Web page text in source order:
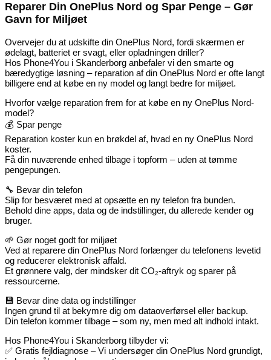
Reparer Din OnePlus Nord og Spar Penge – Gør
Gavn for Miljøet
Overvejer du at udskifte din OnePlus Nord, fordi skærmen er
ødelagt, batteriet er svagt, eller opladningen driller?
Hos Phone4You i Skanderborg anbefaler vi den smarte og
bæredygtige løsning – reparation af din OnePlus Nord er ofte langt
billigere end at købe en ny model og langt bedre for miljøet.
Hvorfor vælge reparation frem for at købe en ny OnePlus Nord-
model?
💰 Spar penge
Reparation koster kun en brøkdel af, hvad en ny OnePlus Nord
koster.
Få din nuværende enhed tilbage i topform – uden at tømme
pengepungen.
🔧 Bevar din telefon
Slip for besværet med at opsætte en ny telefon fra bunden.
Behold dine apps, data og de indstillinger, du allerede kender og
bruger.
🌱 Gør noget godt for miljøet
Ved at reparere din OnePlus Nord forlænger du telefonens levetid
og reducerer elektronisk affald.
Et grønnere valg, der mindsker dit CO₂-aftryk og sparer på
ressourcerne.
💾 Bevar dine data og indstillinger
Ingen grund til at bekymre dig om dataoverførsel eller backup.
Din telefon kommer tilbage – som ny, men med alt indhold intakt.
Hos Phone4You i Skanderborg tilbyder vi:
✅ Gratis fejldiagnose – Vi undersøger din OnePlus Nord grundigt,